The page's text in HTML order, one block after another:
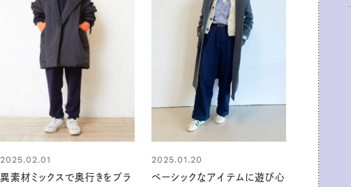
2025.02.01
異素材ミックスで奥行きをプラ
2025.01.20
ベーシックなアイテムに遊び心